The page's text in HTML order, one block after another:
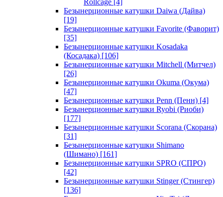
Rollcage [4]
Безынерционные катушки Daiwa (Дайва)
[19]
Безынерционные катушки Favorite (Фаворит)
[35]
Безынерционные катушки Kosadaka
(Косадака) [106]
Безынерционные катушки Mitchell (Митчел)
[26]
Безынерционные катушки Okuma (Окума)
[47]
Безынерционные катушки Penn (Пенн) [4]
Безынерционные катушки Ryobi (Риоби)
[177]
Безынерционные катушки Scorana (Скорана)
[31]
Безынерционные катушки Shimano
(Шимано) [161]
Безынерционные катушки SPRO (СПРО)
[42]
Безынерционные катушки Stinger (Стингер)
[136]